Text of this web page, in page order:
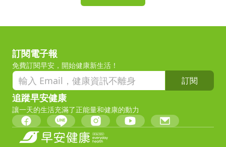
訂閱電子報
免費訂閱早安，開始健康新生活！
訂閱
追蹤早安健康
讓一天的生活充滿了正能量和健康的動力